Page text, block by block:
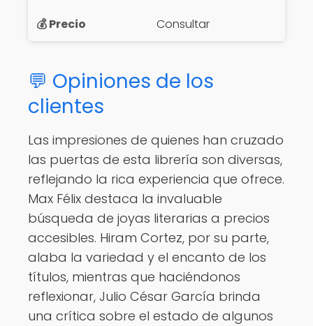
Consultar
💬 Opiniones de los
clientes
Las impresiones de quienes han cruzado
las puertas de esta librería son diversas,
reflejando la rica experiencia que ofrece.
Max Félix destaca la invaluable
búsqueda de joyas literarias a precios
accesibles. Hiram Cortez, por su parte,
alaba la variedad y el encanto de los
títulos, mientras que haciéndonos
reflexionar, Julio César García brinda
una crítica sobre el estado de algunos